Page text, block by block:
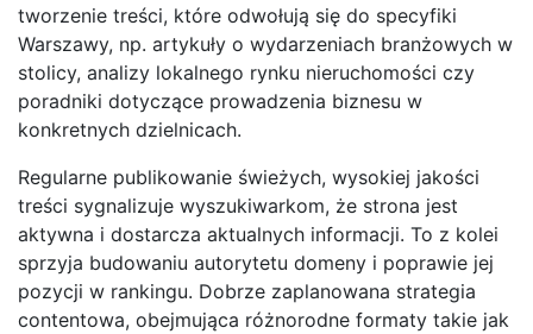
tworzenie treści, które odwołują się do specyfiki
Warszawy, np. artykuły o wydarzeniach branżowych w
stolicy, analizy lokalnego rynku nieruchomości czy
poradniki dotyczące prowadzenia biznesu w
konkretnych dzielnicach.
Regularne publikowanie świeżych, wysokiej jakości
treści sygnalizuje wyszukiwarkom, że strona jest
aktywna i dostarcza aktualnych informacji. To z kolei
sprzyja budowaniu autorytetu domeny i poprawie jej
pozycji w rankingu. Dobrze zaplanowana strategia
contentowa, obejmująca różnorodne formaty takie jak